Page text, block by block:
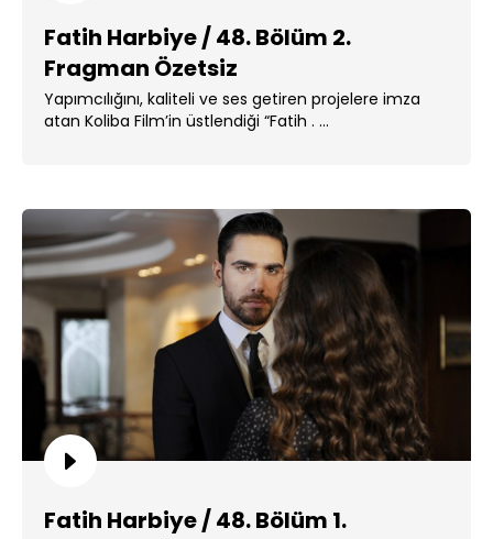
Fatih Harbiye / 48. Bölüm 2.
Fragman Özetsiz
Yapımcılığını, kaliteli ve ses getiren projelere imza
atan Koliba Film’in üstlendiği “Fatih . ...
Fatih Harbiye / 48. Bölüm 1.